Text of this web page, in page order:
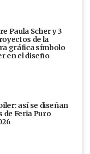
Paula Scher y 3
de la
gráfica símbolo
en el diseño
así se diseñan
de Feria Puro